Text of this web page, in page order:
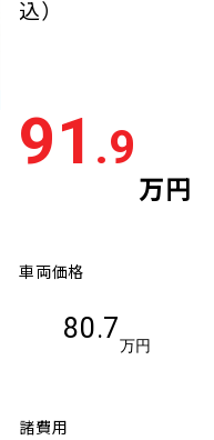
込）
91 .9
万円
車両価格
80.7
万円
諸費用